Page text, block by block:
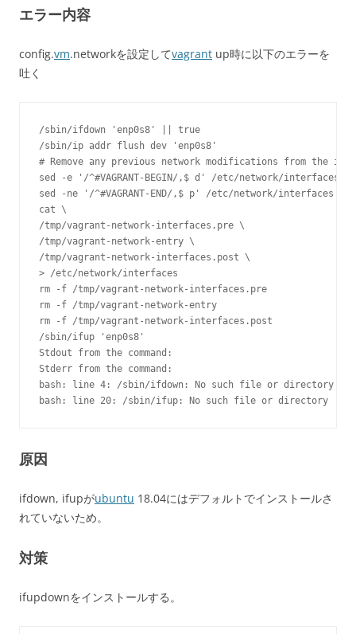
エラー内容
config.vm.networkを設定してvagrant up時に以下のエラーを
吐く
/sbin/ifdown 'enp0s8' || true
/sbin/ip addr flush dev 'enp0s8'
# Remove any previous network modifications from the
sed -e '/^#VAGRANT-BEGIN/,$ d' /etc/network/interfaces
sed -ne '/^#VAGRANT-END/,$ p' /etc/network/interfaces
cat \
/tmp/vagrant-network-interfaces.pre \
/tmp/vagrant-network-entry \
/tmp/vagrant-network-interfaces.post \
> /etc/network/interfaces
rm -f /tmp/vagrant-network-interfaces.pre
rm -f /tmp/vagrant-network-entry
rm -f /tmp/vagrant-network-interfaces.post
/sbin/ifup 'enp0s8'
Stdout from the command:
Stderr from the command:
bash: line 4: /sbin/ifdown: No such file or directory
bash: line 20: /sbin/ifup: No such file or directory
原因
ifdown, ifupがubuntu 18.04にはデフォルトでインストールさ
れていないため。
対策
ifupdownをインストールする。